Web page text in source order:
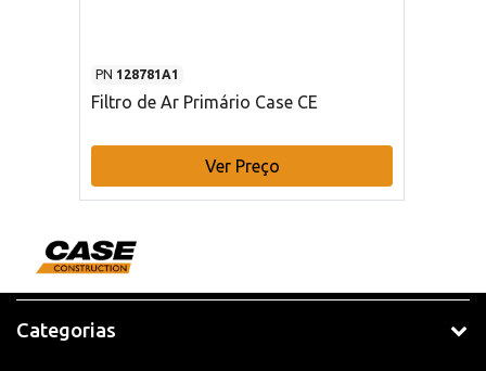
PN 128781A1
Filtro de Ar Primário Case CE
Ver Preço
Categorias